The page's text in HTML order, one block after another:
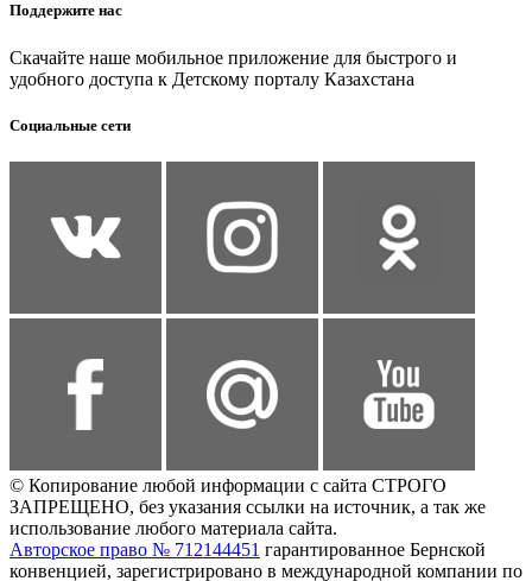
Поддержите нас
Скачайте наше мобильное приложение для быстрого и
удобного доступа к Детскому порталу Казахстана
Социальные сети
© Копирование любой информации с сайта СТРОГО
ЗАПРЕЩЕНО, без указания ссылки на источник, а так же
использование любого материала сайта.
Авторское право № 712144451 гарантированное Бернской
конвенцией, зарегистрировано в международной компании по